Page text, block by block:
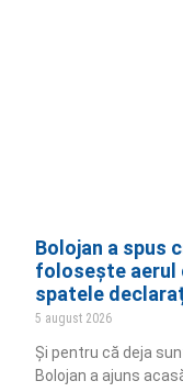
Bolojan a spus
folosește aerul
spatele
5 august 2026
Și pentru că deja
Bolojan a ajuns